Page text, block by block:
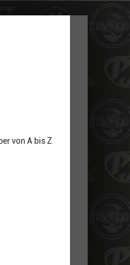
von A bis Z